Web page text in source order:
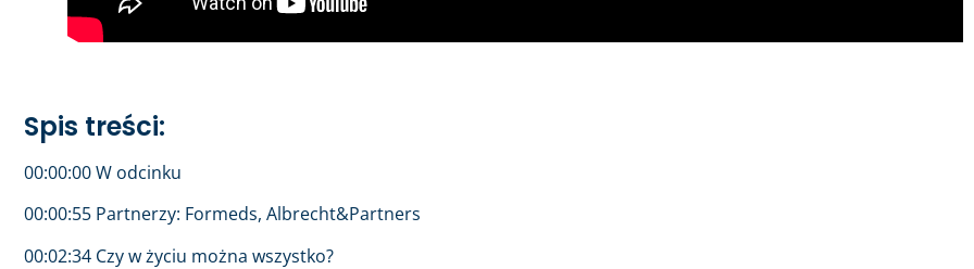
Spis treści:
00:00:00 W odcinku
00:00:55 Partnerzy: Formeds, Albrecht&Partners
00:02:34 Czy w życiu można wszystko?